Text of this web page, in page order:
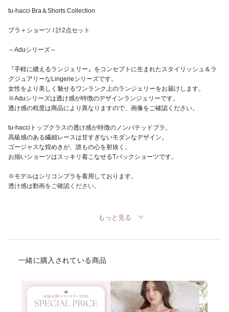
tu-hacci Bra＆Shorts Collection
ブラ＋ショーツ / 計2点セット
～Aduシリーズ～
『手軽に纏えるランジェリー』をコンセプトに生まれたスタイリッシュ＆ラ
グジュアリーなLingerieシリーズです。
女性をより美しく魅せるワンランク上のランジェリーをお届けします。
※Aduシリーズは透け感が特徴のデザインランジェリーです。
透け感の程度は商品により異なりますので、画像をご確認ください。
tu-hacciトップクラスの透け感が特徴のノンパテッドブラ。
高級感のある繊細レースは甘すぎないモダンなデザイン。
ゴージャスな煌めきが、誰もの心を射抜く。
お揃いショーツはスッキリ着こなせるTバックショーツです。
※モデルはシリコンブラを着用しております。
透け感は動画をご確認ください。
もっと見る
一緒に購入されている商品